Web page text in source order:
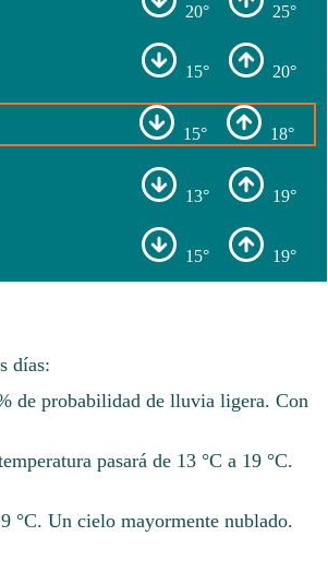
20° 25°
15° 20°
15° 18°
13° 19°
15° 19°
días:
de probabilidad de lluvia ligera. Con
pasará de 13 °C a 19 °C.
°C. Un cielo mayormente nublado.